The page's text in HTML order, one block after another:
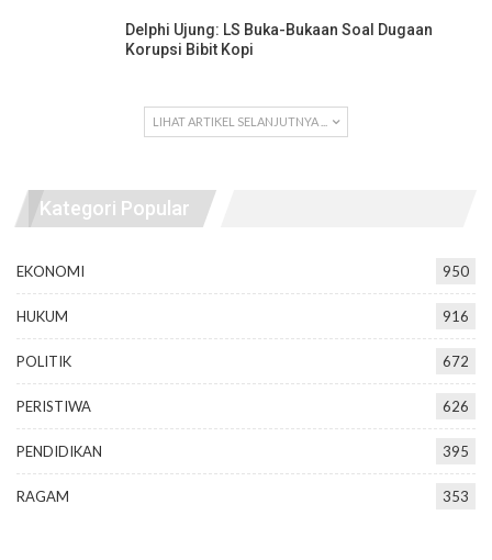
Delphi Ujung: LS Buka-Bukaan Soal Dugaan
Korupsi Bibit Kopi
LIHAT ARTIKEL SELANJUTNYA ...
Kategori Popular
EKONOMI 950
HUKUM 916
POLITIK 672
PERISTIWA 626
PENDIDIKAN 395
RAGAM 353